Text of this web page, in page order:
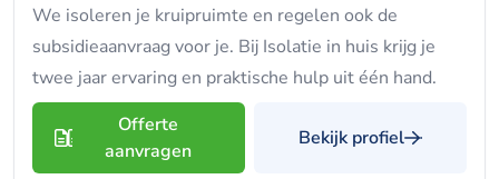
We isoleren je kruipruimte en regelen ook de
subsidieaanvraag voor je. Bij Isolatie in huis krijg je
twee jaar ervaring en praktische hulp uit één hand.
Offerte
aanvragen
Bekijk profiel